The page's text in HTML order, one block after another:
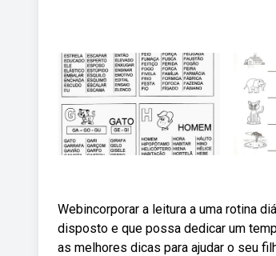
Webincorporar a leitura a uma rotina
disposto e que possa dedicar um
as melhores dicas para ajudar o seu